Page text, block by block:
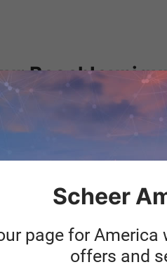
und SAP S/4HANA
beschleunigen, wichtige
der Strategieentwicklung über
Scheer
page for America
offers and